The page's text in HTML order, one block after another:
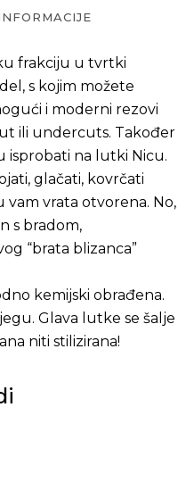
frakciju u tvrtki
s kojim možete
i moderni rezovi
ili undercuts. Također
isprobati na lutki Nicu.
glačati, kovrčati
vam vrata otvorena. No,
s bradom,
“brata blizanca”
kemijski obrađena.
Glava lutke se šalje
niti stilizirana!